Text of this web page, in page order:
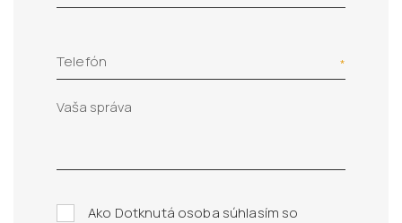
Telefón
Ako Dotknutá osoba súhlasím so